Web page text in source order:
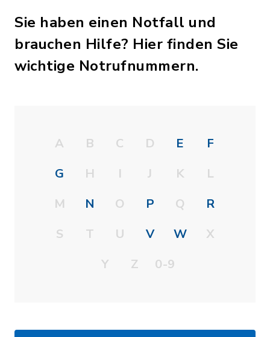
Sie haben einen Notfall und
brauchen Hilfe? Hier finden Sie
wichtige Notrufnummern.
A B C D E
F
G
H I J K
L
M
N O P Q
R
S
T U V W
X
Y
Z 0-9